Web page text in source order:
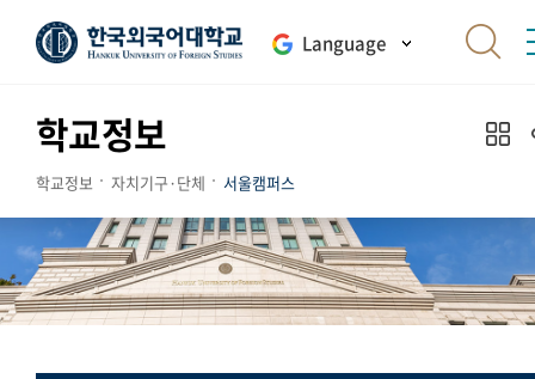
Language
학교정보
학교정보 자치기구·단체 서울캠퍼스